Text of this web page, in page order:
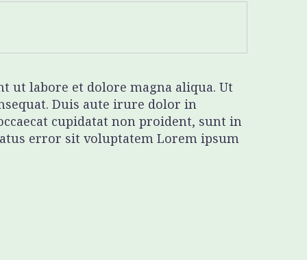
ut labore et dolore magna aliqua. Ut
Duis aute irure dolor in
cupidatat non proident, sunt in
error sit voluptatem Lorem ipsum